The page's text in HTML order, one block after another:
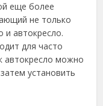
еще более
не только
и автокресло.
для часто
автокресло можно
установить